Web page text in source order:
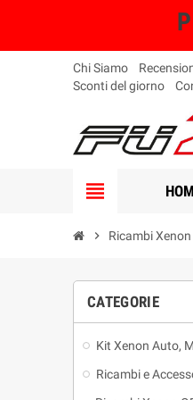
Chi Siamo
Sconti del giorno
view_headline
chevron_right Ricambi
CATEGORIE
Kit Xenon Auto,
Ricambi e